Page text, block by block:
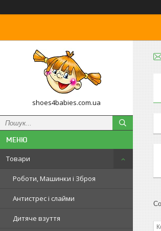
shoes4babies.com.ua
Товари
Роботи, Машинки і Зброя
Антистрес і слайми
Дитяче взуття